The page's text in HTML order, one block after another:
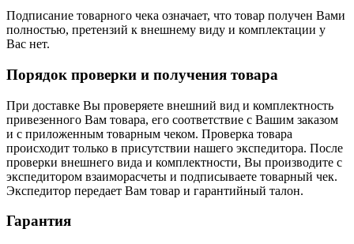
Подписание товарного чека означает, что товар получен Вами
полностью, претензий к внешнему виду и комплектации у
Вас нет.
Порядок проверки и получения товара
При доставке Вы проверяете внешний вид и комплектность
привезенного Вам товара, его соответствие с Вашим заказом
и с приложенным товарным чеком. Проверка товара
происходит только в присутствии нашего экспедитора. После
проверки внешнего вида и комплектности, Вы производите с
экспедитором взаиморасчеты и подписываете товарный чек.
Экспедитор передает Вам товар и гарантийный талон.
Гарантия